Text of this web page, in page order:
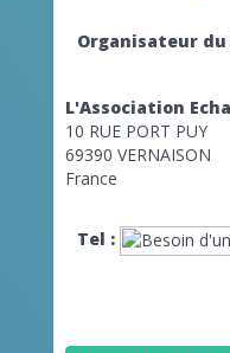
Organisateur
L'Association
10 RUE PORT PUY
69390 VERNAISON
France
Tel :